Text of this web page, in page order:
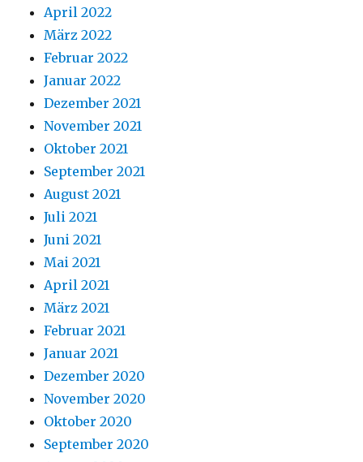
April 2022
März 2022
Februar 2022
Januar 2022
Dezember 2021
November 2021
Oktober 2021
September 2021
August 2021
Juli 2021
Juni 2021
Mai 2021
April 2021
März 2021
Februar 2021
Januar 2021
Dezember 2020
November 2020
Oktober 2020
September 2020